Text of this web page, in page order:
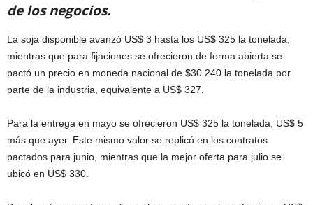
de los negocios.
La soja disponible avanzó US$ 3 hasta los US$ 325 la tonelada,
mientras que para fijaciones se ofrecieron de forma abierta se
pactó un precio en moneda nacional de $30.240 la tonelada por
parte de la industria, equivalente a US$ 327.
Para la entrega en mayo se ofrecieron US$ 325 la tonelada, US$ 5
más que ayer. Este mismo valor se replicó en los contratos
pactados para junio, mientras que la mejor oferta para julio se
ubicó en US$ 330.